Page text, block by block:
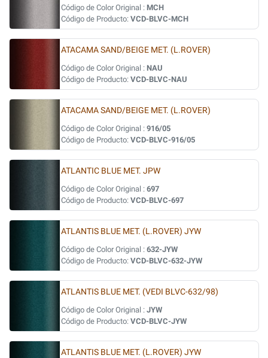
Código de Color Original : MCH
Código de Producto: VCD-BLVC-MCH
ATACAMA SAND/BEIGE MET. (L.ROVER)
Código de Color Original : NAU
Código de Producto: VCD-BLVC-NAU
ATACAMA SAND/BEIGE MET. (L.ROVER)
Código de Color Original : 916/05
Código de Producto: VCD-BLVC-916/05
ATLANTIC BLUE MET. JPW
Código de Color Original : 697
Código de Producto: VCD-BLVC-697
ATLANTIS BLUE MET. (L.ROVER) JYW
Código de Color Original : 632-JYW
Código de Producto: VCD-BLVC-632-JYW
ATLANTIS BLUE MET. (VEDI BLVC-632/98)
Código de Color Original : JYW
Código de Producto: VCD-BLVC-JYW
ATLANTIS BLUE MET. (L.ROVER) JYW